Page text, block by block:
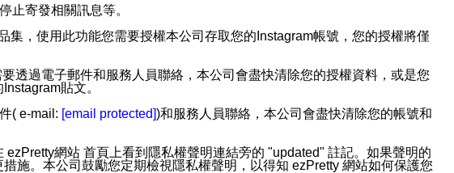
止寄發相關訊息等。
，使用此功能您需要授權本公司存取您的Instagram帳號，您的授權將僅
透過電子郵件和服務人員聯絡，本公司會盡快清除您的授權資料，或是您
貼文。
( e-mail: [email protected])和服務人員聯絡，本公司會盡快清除您的帳號和
網站 首頁上看到隱私權聲明連結旁的 "updated" 註記。如果聲明的
施。本公司鼓勵您定期檢視隱私權聲明，以得知 ezPretty 網站如何保護您